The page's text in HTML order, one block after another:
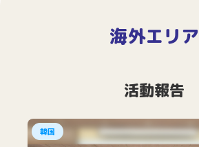
海外エリア
活動報告
韓国